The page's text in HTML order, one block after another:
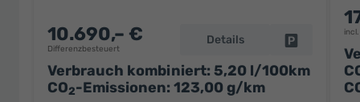
10.690,– €
Differenzbesteuert
Details
Verbrauch kombiniert: 5,20 l/100km
CO2-Emissionen: 123,00 g/km